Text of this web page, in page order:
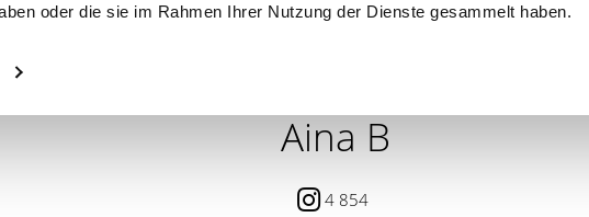
oder die sie im Rahmen Ihrer Nutzung der Dienste gesammelt haben.
Aina B
4 854